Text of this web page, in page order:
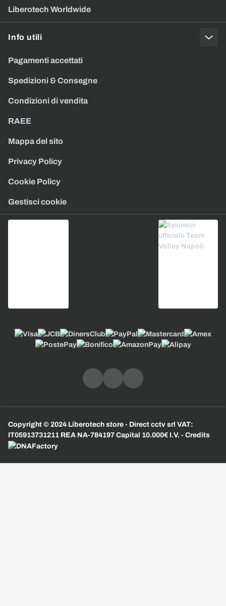
Liberotech Worldwide
Info utili
Pagamenti accettati
Spedizioni & Consegne
Condizioni di vendita
RAEE
Mappa del sito
Privacy Policy
Cookie Policy
Gestisci cookie
Copyright © 2024 Liberotech store - Direct cctv srl VAT:
IT05913731211 REA NA-784197 Capital 10.000€ I.V. - Credits